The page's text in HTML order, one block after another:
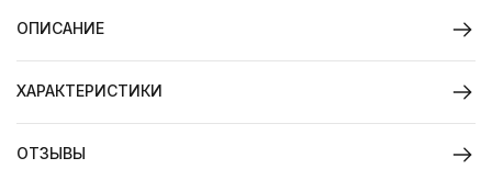
ОПИСАНИЕ
ХАРАКТЕРИСТИКИ
ОТЗЫВЫ